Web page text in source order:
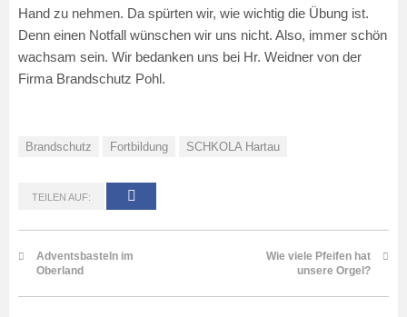
Hand zu nehmen. Da spürten wir, wie wichtig die Übung ist.
Denn einen Notfall wünschen wir uns nicht. Also, immer schön
wachsam sein. Wir bedanken uns bei Hr. Weidner von der
Firma Brandschutz Pohl.
Brandschutz Fortbildung SCHKOLA Hartau
TEILEN AUF:
Adventsbasteln im
Oberland
Wie viele Pfeifen hat
unsere Orgel?